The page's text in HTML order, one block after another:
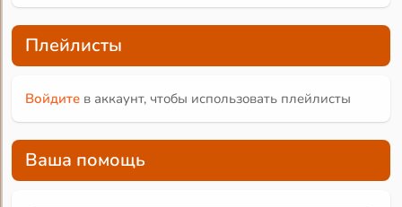
Плейлисты
Войдите в аккаунт, чтобы использовать плейлисты
Ваша помощь